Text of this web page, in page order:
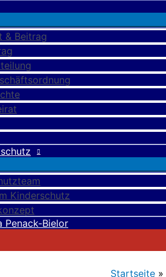
& Beitrag
Kinderschutz
Penack-Bielor
Startseite »